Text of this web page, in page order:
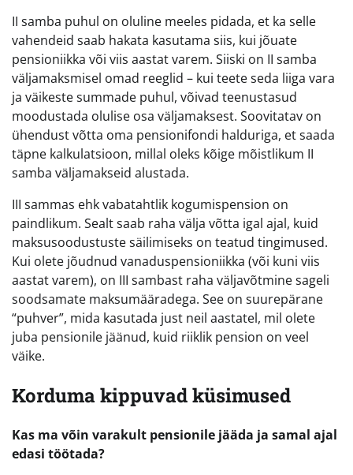
II samba puhul on oluline meeles pidada, et ka selle
vahendeid saab hakata kasutama siis, kui jõuate
pensioniikka või viis aastat varem. Siiski on II samba
väljamaksmisel omad reeglid – kui teete seda liiga vara
ja väikeste summade puhul, võivad teenustasud
moodustada olulise osa väljamaksest. Soovitatav on
ühendust võtta oma pensionifondi halduriga, et saada
täpne kalkulatsioon, millal oleks kõige mõistlikum II
samba väljamakseid alustada.
III sammas ehk vabatahtlik kogumispension on
paindlikum. Sealt saab raha välja võtta igal ajal, kuid
maksusoodustuste säilimiseks on teatud tingimused.
Kui olete jõudnud vanaduspensioniikka (või kuni viis
aastat varem), on III sambast raha väljavõtmine sageli
soodsamate maksumääradega. See on suurepärane
“puhver”, mida kasutada just neil aastatel, mil olete
juba pensionile jäänud, kuid riiklik pension on veel
väike.
Korduma kippuvad küsimused
Kas ma võin varakult pensionile jääda ja samal ajal
edasi töötada?